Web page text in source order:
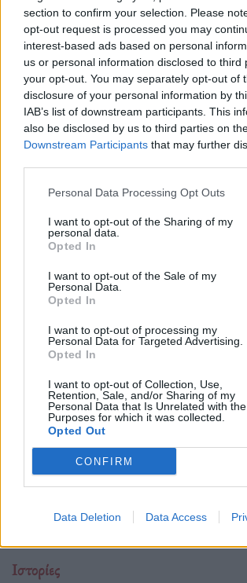
section to confirm your selection. Please
opt-out request is processed you may
interest-based ads based on personal
us or personal information disclosed to third
your opt-out. You may separately opt-out of
disclosure of your personal information by
IAB’s list of downstream participants. This
also be disclosed by us to third parties on
Downstream Participants that may further
Personal Data Processing Opt Outs
I want to opt-out of the Sharing of my
personal data.
Opted In
I want to opt-out of the Sale of my
Personal Data.
Opted In
I want to opt-out of processing my
Personal Data for Targeted Advertising.
Opted In
I want to opt-out of Collection, Use,
Retention, Sale, and/or Sharing of my
Personal Data that Is Unrelated with the
Purposes for which it was collected.
Opted Out
CONFIRM
Data Deletion Data Access
μαθηματικά σε παγκόσμια ακρίβεια.
Ιστορίες
Ο Αργύρης, τώρα, χαμογελά…
20.11.25
Μια ηχογραφία του Αργύρη Ζήλου.
Ιστορίες